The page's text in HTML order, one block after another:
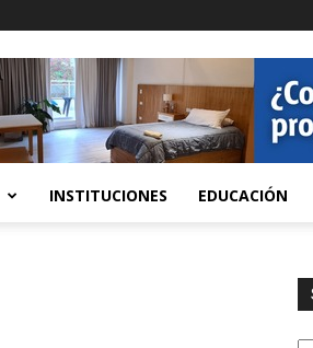
INSTITUCIONES EDUCACIÓN